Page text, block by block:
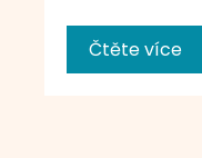
Čtěte více